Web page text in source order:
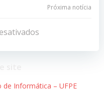
Navegação
Próxima notícia
Informática – UFPE